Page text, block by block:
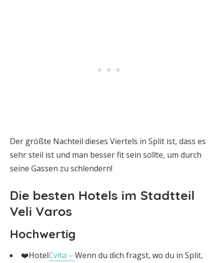
Der größte Nachteil dieses Viertels in Split ist, dass es
sehr steil ist und man besser fit sein sollte, um durch
seine Gassen zu schlendern!
Die besten Hotels im Stadtteil
Veli Varos
Hochwertig
❤️HotelCvita – Wenn du dich fragst, wo du in Split,